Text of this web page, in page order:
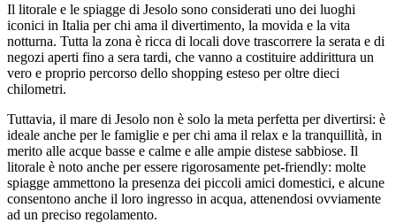
Il litorale e le spiagge di Jesolo sono considerati uno dei luoghi
iconici in Italia per chi ama il divertimento, la movida e la vita
notturna. Tutta la zona è ricca di locali dove trascorrere la serata e di
negozi aperti fino a sera tardi, che vanno a costituire addirittura un
vero e proprio percorso dello shopping esteso per oltre dieci
chilometri.
Tuttavia, il mare di Jesolo non è solo la meta perfetta per divertirsi: è
ideale anche per le famiglie e per chi ama il relax e la tranquillità, in
merito alle acque basse e calme e alle ampie distese sabbiose. Il
litorale è noto anche per essere rigorosamente pet-friendly: molte
spiagge ammettono la presenza dei piccoli amici domestici, e alcune
consentono anche il loro ingresso in acqua, attenendosi ovviamente
ad un preciso regolamento.